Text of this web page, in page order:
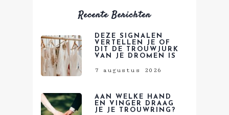
Recente Berichten
DEZE SIGNALEN
VERTELLEN JE OF
DIT DE TROUWJURK
VAN JE DROMEN IS
7 augustus 2026
AAN WELKE HAND
EN VINGER DRAAG
JE JE TROUWRING?